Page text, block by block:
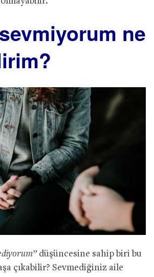
ne
düşüncesine sahip biri bu
çıkabilir? Sevmediğiniz aile